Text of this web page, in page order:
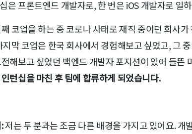
은 프론트엔드 개발자로, 한 번은 iOS 개발자로 일
코업을 하는 중 코로나 사태로 재직 중이던 회사
지막 코업은 한국 회사에서 경험해보고 싶었고, 그
해보고 싶었던 백엔드 개발자 포지션이 있어 들뜬
턴십을 마친 후 팀에 합류하게 되었습니다.
저는 두 분과는 조금 다른 배경을 가지고 있어요.